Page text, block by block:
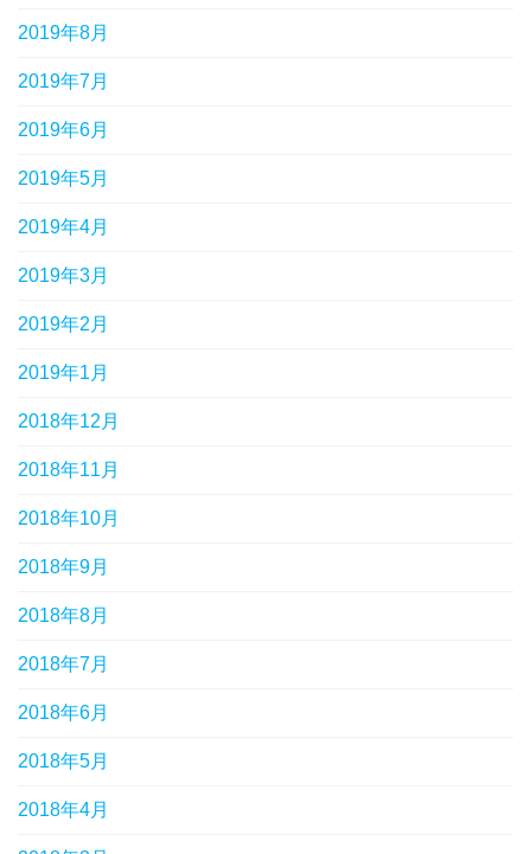
2019年8月
2019年7月
2019年6月
2019年5月
2019年4月
2019年3月
2019年2月
2019年1月
2018年12月
2018年11月
2018年10月
2018年9月
2018年8月
2018年7月
2018年6月
2018年5月
2018年4月